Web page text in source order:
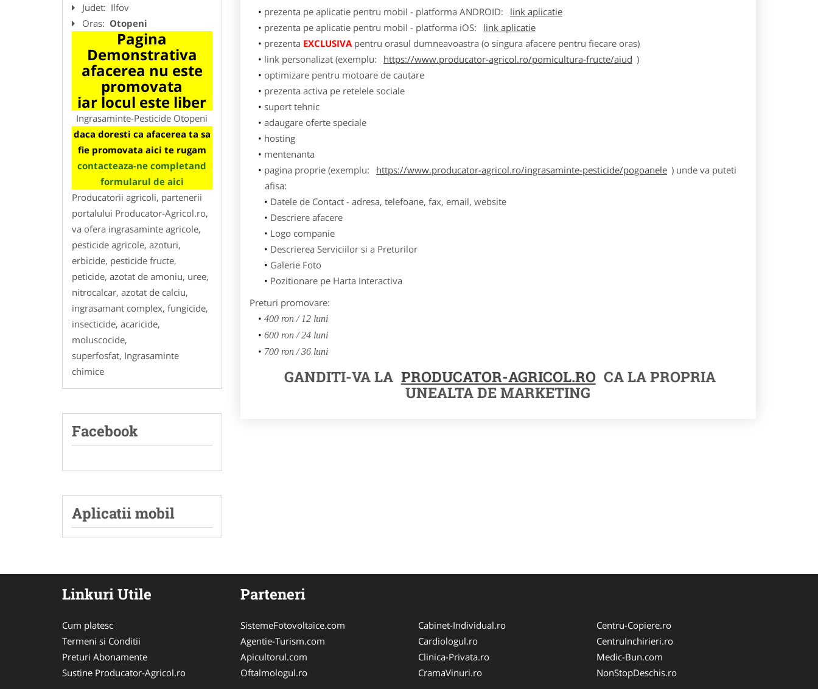
Judet: Ilfov
Oras: Otopeni
Pagina
Demonstrativa
afacerea nu este
promovata
iar locul este liber
Ingrasaminte-Pesticide Otopeni
daca doresti ca afacerea ta sa
fie promovata aici te rugam
contacteaza-ne completand
formularul de aici
Producatorii agricoli, partenerii
portalului Producator-Agricol.ro,
va ofera ingrasaminte agricole,
pesticide agricole, azoturi,
erbicide, pesticide fructe,
peticide, azotat de amoniu, uree,
nitrocalcar, azotat de calciu,
ingrasamant complex, fungicide,
insecticide, acaricide,
moluscocide,
superfosfat, Ingrasaminte
chimice
Facebook
Aplicatii mobil
prezenta pe aplicatie pentru mobil - platforma ANDROID:
link aplicatie
prezenta pe aplicatie pentru mobil - platforma iOS:
link aplicatie
prezenta EXCLUSIVApentru orasul dumneavoastra (o singura afacere pentru fiecare oras)
link personalizat (exemplu:
https://www.producator-agricol.ro/pomicultura-fructe/aiud )
optimizare pentru motoare de cautare
prezenta activa pe retelele sociale
suport tehnic
adaugare oferte speciale
hosting
mentenanta
pagina proprie (exemplu:
https://www.producator-agricol.ro/ingrasaminte-pesticide/pogoanele ) unde va puteti
afisa:
Datele de Contact - adresa, telefoane, fax, email, website
Descriere afacere
Logo companie
Descrierea Serviciilor si a Preturilor
Galerie Foto
Pozitionare pe Harta Interactiva
Preturi promovare:
400 ron / 12 luni
600 ron / 24 luni
700 ron / 36 luni
GANDITI-VA LA PRODUCATOR-AGRICOL.RO CA LA PROPRIA
UNEALTA DE MARKETING
Linkuri Utile
Cum platesc
Termeni si Conditii
Preturi Abonamente
Sustine Producator-Agricol.ro
Parteneri
SistemeFotovoltaice.com
Agentie-Turism.com
Apicultorul.com
Oftalmologul.ro
Cabinet-Individual.ro
Cardiologul.ro
Clinica-Privata.ro
CramaVinuri.ro
Centru-Copiere.ro
CentruInchirieri.ro
Medic-Bun.com
NonStopDeschis.ro